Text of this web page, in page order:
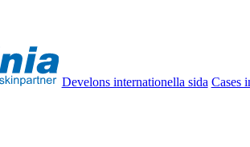
Develons internationella sida Cases